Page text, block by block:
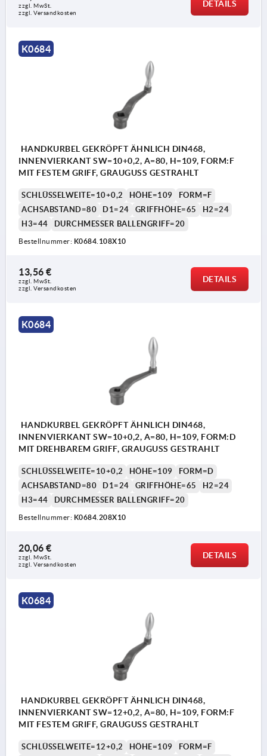
zzgl. MwSt.
zzgl. Versandkosten
DETAILS
K0684
HANDKURBEL GEKRÖPFT ÄHNLICH DIN468,
INNENVIERKANT SW=10+0,2, A=80, H=109, FORM:F
MIT FESTEM GRIFF, GRAUGUSS GESTRAHLT
SCHLÜSSELWEITE=10+0,2 HÖHE=109
FORM=F
ACHSABSTAND=80
D1=24 GRIFFHÖHE=65
H2=24
H3=44
DURCHMESSER BALLENGRIFF=20
Bestellnummer: K0684.108X10
13,56 €
zzgl. MwSt.
zzgl. Versandkosten
DETAILS
K0684
HANDKURBEL GEKRÖPFT ÄHNLICH DIN468,
INNENVIERKANT SW=10+0,2, A=80, H=109, FORM:D
MIT DREHBAREM GRIFF, GRAUGUSS GESTRAHLT
SCHLÜSSELWEITE=10+0,2 HÖHE=109
FORM=D
ACHSABSTAND=80
D1=24 GRIFFHÖHE=65
H2=24
H3=44
DURCHMESSER BALLENGRIFF=20
Bestellnummer: K0684.208X10
20,06 €
zzgl. MwSt.
zzgl. Versandkosten
DETAILS
K0684
HANDKURBEL GEKRÖPFT ÄHNLICH DIN468,
INNENVIERKANT SW=12+0,2, A=80, H=109, FORM:F
MIT FESTEM GRIFF, GRAUGUSS GESTRAHLT
SCHLÜSSELWEITE=12+0,2 HÖHE=109
FORM=F